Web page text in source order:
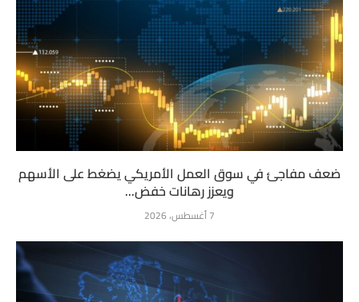
ضعف مفاجئ في سوق العمل الأمريكي يضغط على الأسهم
ويعزز رهانات خفض...
7 أغسطس، 2026